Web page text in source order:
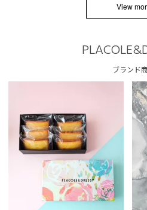
View
ブランド